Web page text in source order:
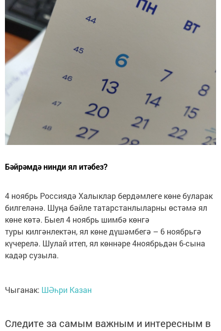
Бәйрәмдә нинди ял итәбез?
4 ноябрь Россиядә Халыклар бердәмлеге көне буларак
билгеләнә. Шуңа бәйле татарстанлыларны өстәмә ял
көне көтә. Быел 4 ноябрь шимбә көнгә
туры килгәнлектән, ял көне дүшәмбегә – 6 ноябрьгә
күчерелә. Шулай итеп, ял көннәре 4ноябрьдән 6-сына
кадәр сузыла.
Чыганак: ШӘһри Казан
Следите за самым важным и интересным в